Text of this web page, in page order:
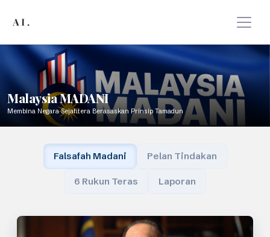
Malaysia MADANI
Membina Negara Sejahtera Berasaskan Prinsip Tamadun
Falsafah Madani Pelan Tindakan
6 Rukun Teras Laporan